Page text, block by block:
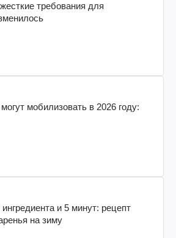
требования для
мобилизовать в 2026 году:
и 5 минут: рецепт
на зиму